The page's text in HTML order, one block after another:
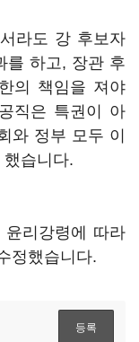
라도 강 후보자
를 하고, 장관 후
의 책임을 져야
직은 특권이 아
와 정부 모두 이
습니다.
리강령에 따라
정했습니다.